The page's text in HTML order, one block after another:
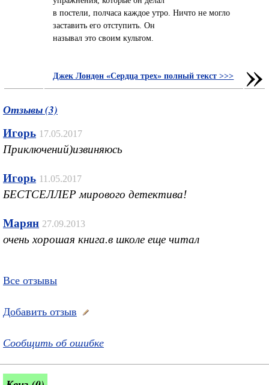
в постели, полчаса каждое утро. Ничто не могло
заставить его отступить. Он
называл это своим культом.
Джек Лондон «Сердца трех» полный текст >>> »
Отзывы (3)
Игорь 17.05.2017
Приключений)извиняюсь
Игорь 11.05.2017
БЕСТСЕЛЛЕР мирового детектива!
Марян 27.09.2013
очень хорошая книга.в школе еще читал
Все отзывы
Добавить отзыв
Сообщить об ошибке